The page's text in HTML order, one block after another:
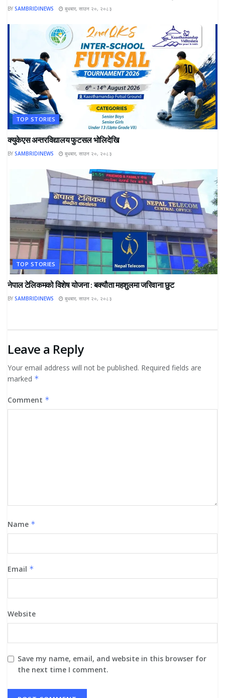
BY SAMBRIDINEWS बुधबार, साउन २०, २०८३
TOP STORIES
क्युकेएस अन्तरविद्यालय फुटसल भोलिदेखि
BY SAMBRIDINEWS बुधबार, साउन २०, २०८३
TOP STORIES
नेपाल टेलिकमको विशेष योजना : बक्यौता महशुलमा जरिवाना छुट
BY SAMBRIDINEWS बुधबार, साउन २०, २०८३
Leave a Reply
Your email address will not be published. Required fields are
marked *
Comment *
Name *
Email *
Website
Save my name, email, and website in this browser for
the next time I comment.